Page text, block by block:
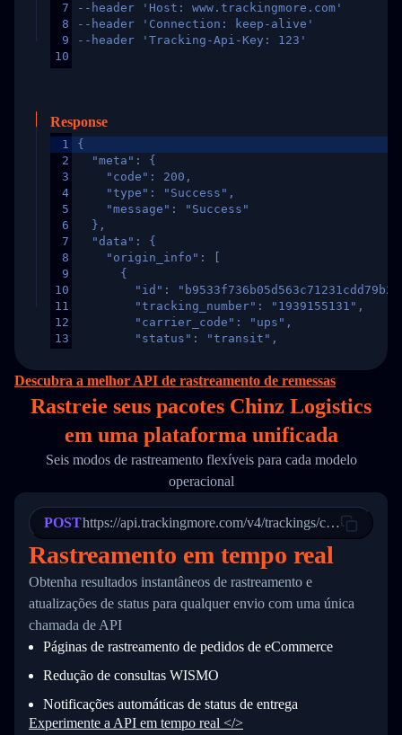
7
8
9
10
--header 'Host: www.trackingmore.com'
--header 'Connection: keep-alive'
--header 'Tracking-Api-Key: 123'
Response
1
2
3
4
5
6
7
8
9
10
11
12
13
16
17
19
20
21
24
26
27
28
29
31
32
34
{
  "meta": {
    "code": 200,
    "type": "Success",
    "message": "Success"
  },
  "data": {
    "origin_info": [
      {
"id":
        "tracking_number": "1939155131",
        "carrier_code": "ups",
        "status": "transit",
        "itemTimeLength": 2,
        "weblink": "",
        "phone": null,
        "trackinfo": [
          {
            "Date": "2017-03-08 04: 22: 00",
"StatusDescription": "Departed
          },
          {
            "Date": "2017-03-06 15:28:00",
"StatusDescription": "Shipment
"Details": "BEIJING-
          }
      }
    ]
}
Descubra a melhor API de rastreamento de remessas
Rastreie seus pacotes Chinz Logistics
em uma plataforma unificada
Seis modos de rastreamento flexíveis para cada modelo
operacional
POSThttps://api.trackingmore.com/v4/trackings/create
Rastreamento em tempo real
Obtenha resultados instantâneos de rastreamento e
atualizações de status para qualquer envio com uma única
chamada de API
Páginas de rastreamento de pedidos de eCommerce
Redução de consultas WISMO
Notificações automáticas de status de entrega
Experimente a API em tempo real </>